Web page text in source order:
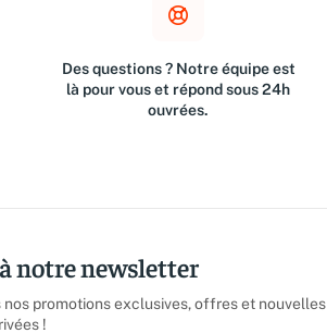
Des questions ? Notre équipe est
là pour vous et répond sous 24h
ouvrées.
notre newsletter
promotions exclusives, offres et nouvelles
!